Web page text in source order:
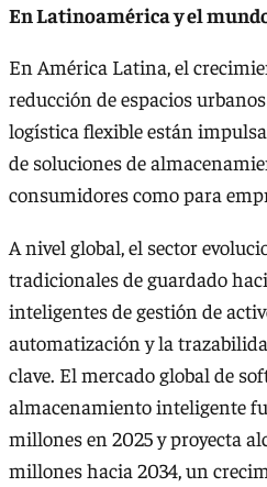
En Latinoamérica y el
En América Latina, el
reducción de espacios
logística flexible están
de soluciones de
consumidores como para
A nivel global, el sector
tradicionales de guardado
inteligentes de gestión de
automatización y la
clave. El mercado global de
almacenamiento inteligente
millones en 2025 y proyecta
millones hacia 2034, un